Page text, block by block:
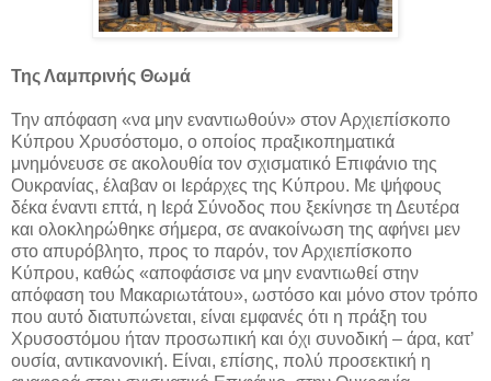
Της Λαμπρινής Θωμά
Την απόφαση «να μην εναντιωθούν» στον Αρχιεπίσκοπο
Κύπρου Χρυσόστομο, ο οποίος πραξικοπηματικά
μνημόνευσε σε ακολουθία τον σχισματικό Επιφάνιο της
Ουκρανίας, έλαβαν οι Ιεράρχες της Κύπρου. Με ψήφους
δέκα έναντι επτά, η Ιερά Σύνοδος που ξεκίνησε τη Δευτέρα
και ολοκληρώθηκε σήμερα, σε ανακοίνωση της αφήνει μεν
στο απυρόβλητο, προς το παρόν, τον Αρχιεπίσκοπο
Κύπρου, καθώς «αποφάσισε να μην εναντιωθεί στην
απόφαση του Μακαριωτάτου», ωστόσο και μόνο στον τρόπο
που αυτό διατυπώνεται, είναι εμφανές ότι η πράξη του
Χρυσοστόμου ήταν προσωπική και όχι συνοδική – άρα, κατ’
ουσία, αντικανονική. Είναι, επίσης, πολύ προσεκτική η